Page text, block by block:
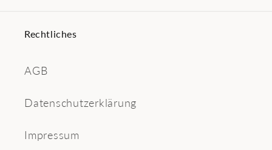
Rechtliches
AGB
Datenschutzerklärung
Impressum